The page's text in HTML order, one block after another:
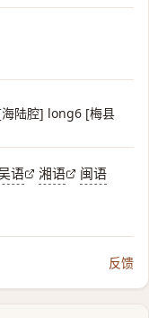
陆腔] long6 [梅县
语 湘语
闽语
反馈